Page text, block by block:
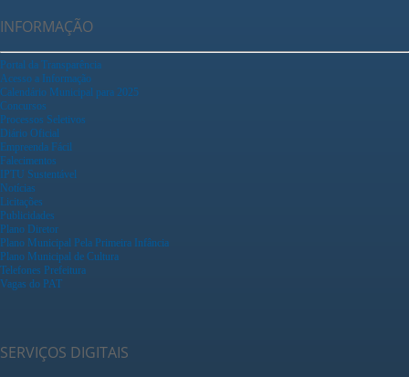
INFORMAÇÃO
Portal da Transparência
Acesso a Informação
Calendário Municipal para 2025
Concursos
Processos Seletivos
Diário Oficial
Empreenda Fácil
Falecimentos
IPTU Sustentável
Notícias
Licitações
Publicidades
Plano Diretor
Plano Municipal Pela Primeira Infância
Plano Municipal de Cultura
Telefones Prefeitura
Vagas do PAT
SERVIÇOS DIGITAIS